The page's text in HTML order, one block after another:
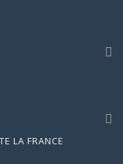
LA FRANCE